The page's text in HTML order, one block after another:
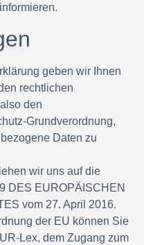
geben wir Ihnen
rechtlichen
den
Grundverordnung,
Daten zu
wir uns auf die
DES EUROPÄISCHEN
vom 27. April 2016.
der EU können Sie
Lex, dem Zugang zum